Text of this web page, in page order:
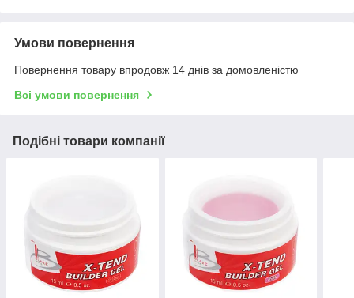
Умови повернення
Повернення товару впродовж 14 днів за домовленістю
Всі умови повернення
Подібні товари компанії